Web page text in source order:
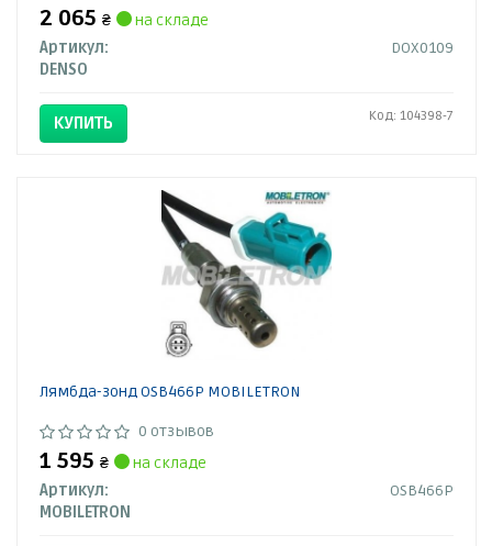
2 065 ₴
на складе
Артикул:
DOX0109
DENSO
КУПИТЬ Код: 104398-7
Лямбда-зонд OSB466P MOBILETRON
0 отзывов
1 595 ₴
на складе
Артикул:
OSB466P
MOBILETRON